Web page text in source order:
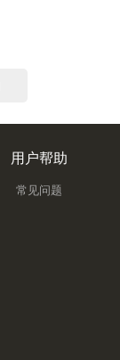
用户帮助
常见问题